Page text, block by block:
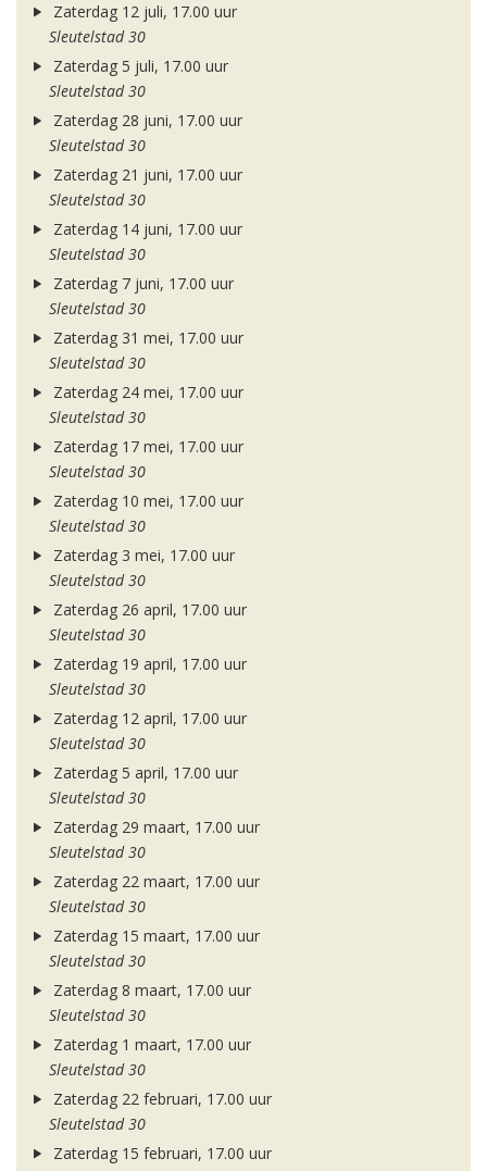
Zaterdag 12 juli, 17.00 uur
Sleutelstad 30
Zaterdag 5 juli, 17.00 uur
Sleutelstad 30
Zaterdag 28 juni, 17.00 uur
Sleutelstad 30
Zaterdag 21 juni, 17.00 uur
Sleutelstad 30
Zaterdag 14 juni, 17.00 uur
Sleutelstad 30
Zaterdag 7 juni, 17.00 uur
Sleutelstad 30
Zaterdag 31 mei, 17.00 uur
Sleutelstad 30
Zaterdag 24 mei, 17.00 uur
Sleutelstad 30
Zaterdag 17 mei, 17.00 uur
Sleutelstad 30
Zaterdag 10 mei, 17.00 uur
Sleutelstad 30
Zaterdag 3 mei, 17.00 uur
Sleutelstad 30
Zaterdag 26 april, 17.00 uur
Sleutelstad 30
Zaterdag 19 april, 17.00 uur
Sleutelstad 30
Zaterdag 12 april, 17.00 uur
Sleutelstad 30
Zaterdag 5 april, 17.00 uur
Sleutelstad 30
Zaterdag 29 maart, 17.00 uur
Sleutelstad 30
Zaterdag 22 maart, 17.00 uur
Sleutelstad 30
Zaterdag 15 maart, 17.00 uur
Sleutelstad 30
Zaterdag 8 maart, 17.00 uur
Sleutelstad 30
Zaterdag 1 maart, 17.00 uur
Sleutelstad 30
Zaterdag 22 februari, 17.00 uur
Sleutelstad 30
Zaterdag 15 februari, 17.00 uur